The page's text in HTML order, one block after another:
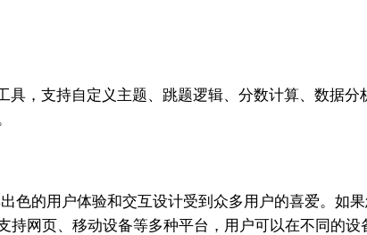
，支持自定义主题、跳题逻辑、分数计算、数据
色的用户体验和交互设计受到众多用户的喜爱。如
网页、移动设备等多种平台，用户可以在不同的设